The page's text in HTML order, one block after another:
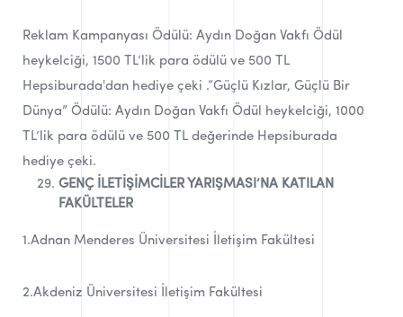
Reklam Kampanyası Ödülü: Aydın Doğan Vakfı Ödül
heykelciği, 1500 TL’lik para ödülü ve 500 TL
Hepsiburada'dan hediye çeki .“Güçlü Kızlar, Güçlü Bir
Dünya” Ödülü: Aydın Doğan Vakfı Ödül heykelciği, 1000
TL’lik para ödülü ve 500 TL değerinde Hepsiburada
hediye çeki.
GENÇ İLETİŞİMCİLER YARIŞMASI’NA KATILAN
FAKÜLTELER
1.Adnan Menderes Üniversitesi İletişim Fakültesi
2.Akdeniz Üniversitesi İletişim Fakültesi